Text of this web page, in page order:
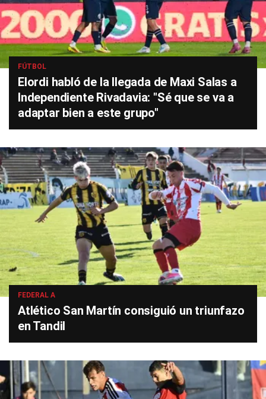
FÚTBOL
Elordi habló de la llegada de Maxi Salas a
Independiente Rivadavia: "Sé que se va a
adaptar bien a este grupo"
FEDERAL A
Atlético San Martín consiguió un triunfazo
en Tandil